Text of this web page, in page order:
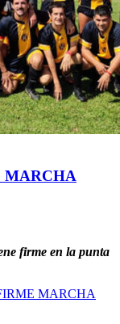
MARCHA
firme en la punta
MARCHA